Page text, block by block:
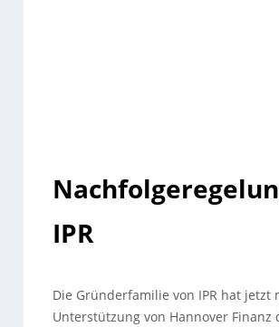
IPR
Die Gründerfamilie von IPR hat jetzt
Unterstützung von Hannover Finanz